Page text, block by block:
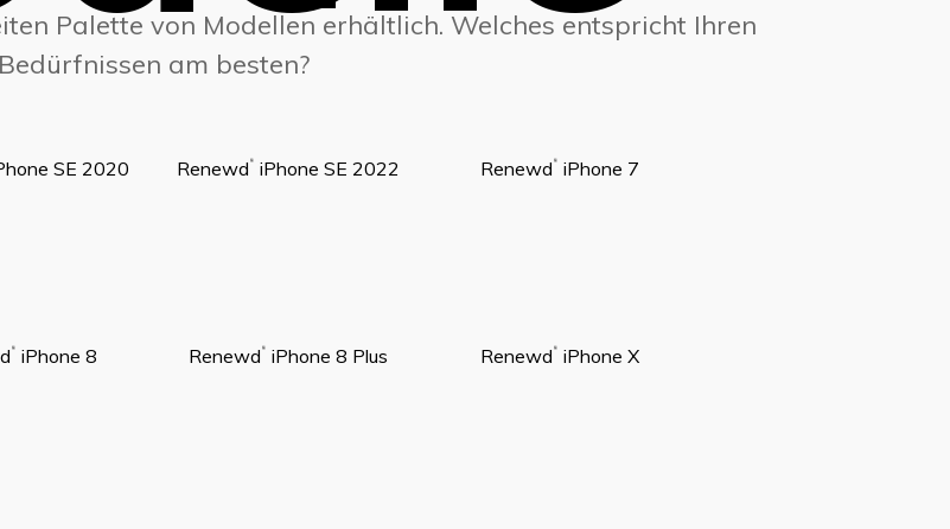
Palette von Modellen erhältlich. Welches entspricht Ihren
Bedürfnissen am besten?
SE 2020 Renewd ® iPhone SE 2022 Renewd ® iPhone 7
® iPhone 8 Renewd ® iPhone 8 Plus Renewd ® iPhone X